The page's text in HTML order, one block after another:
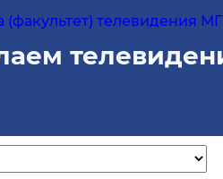
телевидения